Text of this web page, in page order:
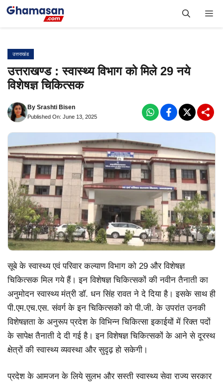
Skip
उत्तराखंड
उत्तराखण्ड : स्वास्थ्य विभाग को मिले 29 नये
विशेषज्ञ चिकित्सक
By Srashti Bisen
Published On: June 13, 2025
सूबे के स्वास्थ्य एवं परिवार कल्याण विभाग को 29 और विशेषज्ञ
चिकित्सक मिल गये हैं। इन विशेषज्ञ चिकित्सकों की नवीन तैनाती का
अनुमोदन स्वास्थ्य मंत्री डॉ. धन सिंह रावत ने दे दिया है। इसके साथ ही
पी.एम.एच.एस. संवर्ग के इन चिकित्सकों को पी.जी. के उपरांत उनकी
विशेषज्ञता के अनुरूप प्रदेश के विभिन्न चिकित्सा इकाईयों में रिक्त पदों
के सापेक्ष तैनाती दे दी गई है। इन विशेषज्ञ चिकित्सकों के आने से दूरस्थ
क्षेत्रों की स्वास्थ्य व्यवस्था और सुदृढ़ हो सकेगी।
प्रदेश के आमजन के लिये सुलभ और सस्ती स्वास्थ्य सेवा राज्य सरकार